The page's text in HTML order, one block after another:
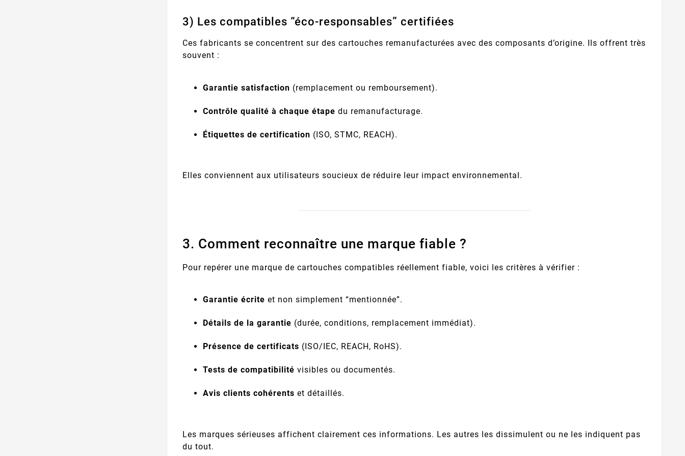
3) Les compatibles “éco-responsables” certifiées
Ces fabricants se concentrent sur des cartouches remanufacturées avec des composants d’origine. Ils offrent très
souvent :
Garantie satisfaction (remplacement ou remboursement).
Contrôle qualité à chaque étape du remanufacturage.
Étiquettes de certification (ISO, STMC, REACH).
Elles conviennent aux utilisateurs soucieux de réduire leur impact environnemental.
3. Comment reconnaître une marque fiable ?
Pour repérer une marque de cartouches compatibles réellement fiable, voici les critères à vérifier :
Garantie écrite et non simplement “mentionnée”.
Détails de la garantie (durée, conditions, remplacement immédiat).
Présence de certificats (ISO/IEC, REACH, RoHS).
Tests de compatibilité visibles ou documentés.
Avis clients cohérents et détaillés.
Les marques sérieuses affichent clairement ces informations. Les autres les dissimulent ou ne les indiquent pas
du tout.